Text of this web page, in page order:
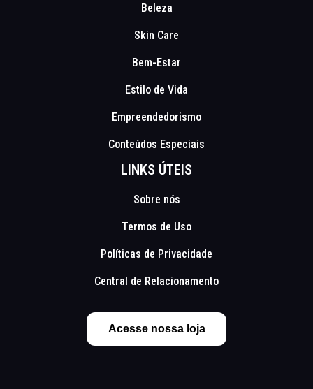
Beleza
Skin Care
Bem-Estar
Estilo de Vida
Empreendedorismo
Conteúdos Especiais
LINKS ÚTEIS
Sobre nós
Termos de Uso
Políticas de Privacidade
Central de Relacionamento
Acesse nossa loja